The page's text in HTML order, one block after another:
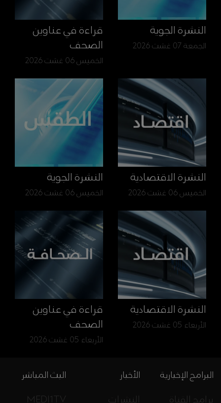
النشرة الجوية
الجمعة 07 غشت 2026
قراءة في عناوين
الصحف
الخميس 06 غشت 2026
النشرة الاقتصادية
الخميس 06 غشت 2026
النشرة الجوية
الخميس 06 غشت 2026
النشرة الاقتصادية
الأربعاء 05 غشت 2026
قراءة في عناوين
الصحف
الأربعاء 05 غشت 2026
البث المباشر الأخبار البرامج الإخبارية